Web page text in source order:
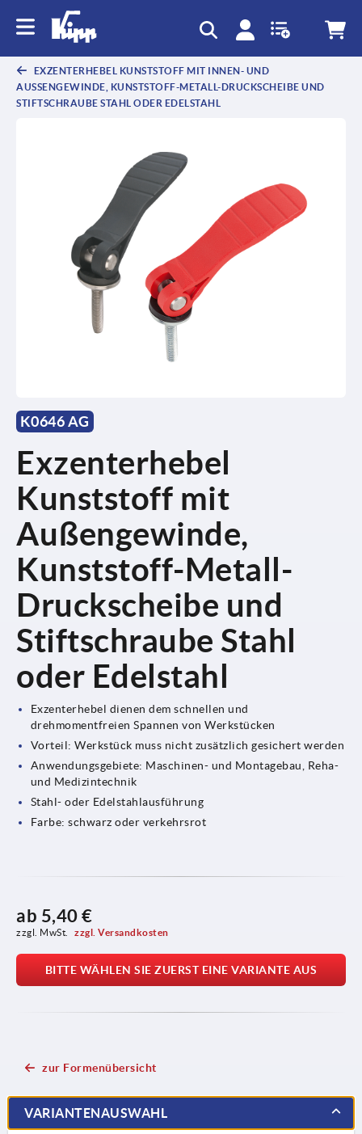
EXZENTERHEBEL KUNSTSTOFF MIT INNEN- UND
AUSSENGEWINDE, KUNSTSTOFF-METALL-DRUCKSCHEIBE UND S
TIFTSCHRAUBE STAHL ODER EDELSTAHL
K0646 AG
Exzenterhebel
Kunststoff mit
Außengewinde,
Kunststoff-Metall-
Druckscheibe und
Stiftschraube Stahl
oder Edelstahl
Exzenterhebel dienen dem schnellen und
drehmomentfreien Spannen von Werkstücken
Vorteil: Werkstück muss nicht zusätzlich gesichert werden
Anwendungsgebiete: Maschinen- und Montagebau, Reha-
und Medizintechnik
Stahl- oder Edelstahlausführung
Farbe: schwarz oder verkehrsrot
ab 5,40 €
zzgl. MwSt. zzgl. Versandkosten
BITTE WÄHLEN SIE ZUERST EINE VARIANTE AUS
zur Formenübersicht
VARIANTENAUSWAHL